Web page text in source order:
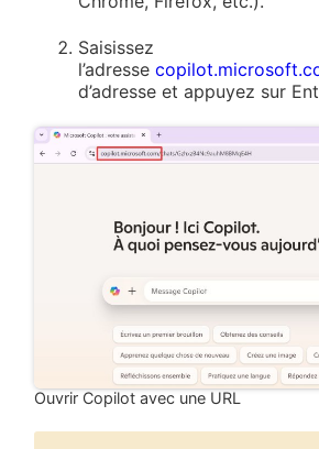
Saisissez
l’adresse
d’adresse et appuyez sur
Ouvrir Copilot avec une URL